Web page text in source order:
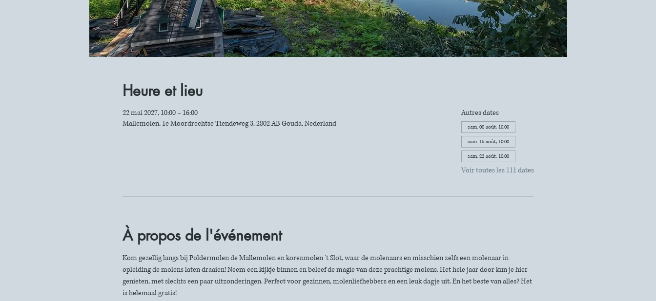
Heure et lieu
22 mai 2027, 10:00 – 16:00
Mallemolen, 1e Moordrechtse Tiendeweg 3, 2802 AB Gouda, Nederland
Autres dates
sam. 08 août, 10:00
sam. 15 août, 10:00
sam. 22 août, 10:00
Voir toutes les 111 dates
À propos de l'événement
Kom gezellig langs bij Poldermolen de Mallemolen en korenmolen 't Slot, waar de molenaars en misschien zelfs een molenaar in
opleiding de molens laten draaien! Neem een kijkje binnen en beleef de magie van deze prachtige molens. Het hele jaar door kun je hier
genieten, met slechts een paar uitzonderingen. Perfect voor gezinnen, molenliefhebbers en een leuk dagje uit. En het beste van alles? Het
is helemaal gratis!